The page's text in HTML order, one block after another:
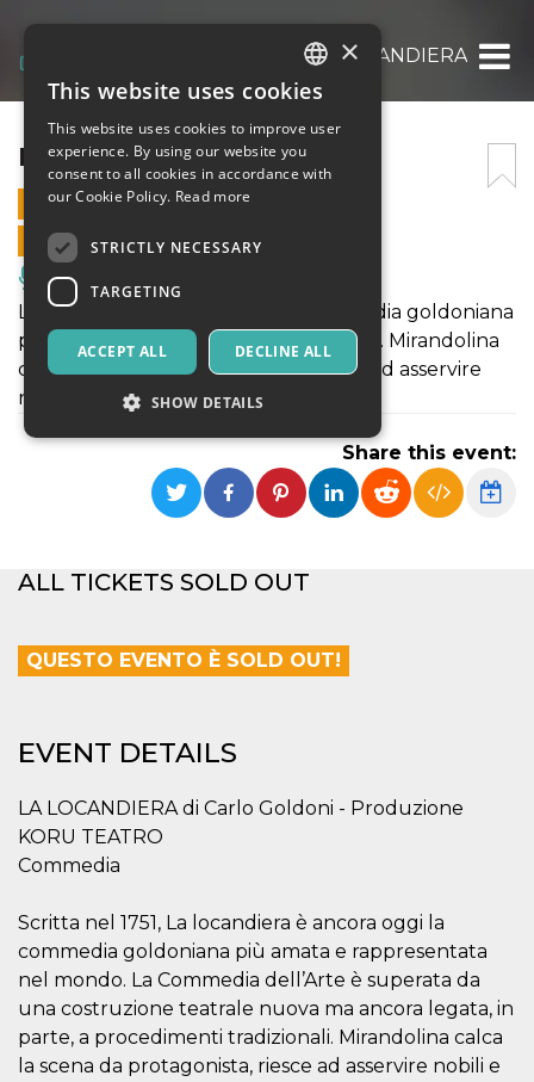
LA LOCANDIERA
LA LOCANDIERA
20 APRIL 2024 - 17:30
ONLINE SALES ENDED
Music, Live Events, Clubs
La locandiera è ancora oggi la commedia goldoniana
più amata e rappresentata nel mondo. Mirandolina
calca la scena da protagonista, riesce ad asservire
nobili e borghesi ai suoi desideri.
Share this event:
ALL TICKETS SOLD OUT
QUESTO EVENTO È SOLD OUT!
EVENT DETAILS
LA LOCANDIERA di Carlo Goldoni - Produzione
KORU TEATRO
Commedia
Scritta nel 1751, La locandiera è ancora oggi la
commedia goldoniana più amata e rappresentata
nel mondo. La Commedia dell’Arte è superata da
una costruzione teatrale nuova ma ancora legata, in
parte, a procedimenti tradizionali. Mirandolina calca
la scena da protagonista, riesce ad asservire nobili e
ITALIAN
ENGLISH
SPANISH
×
This website uses cookies
This website uses cookies to improve user
experience. By using our website you
consent to all cookies in accordance with
our Cookie Policy. Read more
STRICTLY NECESSARY
TARGETING
ACCEPT ALL DECLINE ALL
SHOW DETAILS
Strictly necessary Targeting
management. The website cannot be used
properly without strictly necessary cookies.
Domain
cf_clearance
Cloudflare,
1 year
traffic and
override any
is essential
for
supporting a
website's
security
features and
in providing
protection
against
malicious